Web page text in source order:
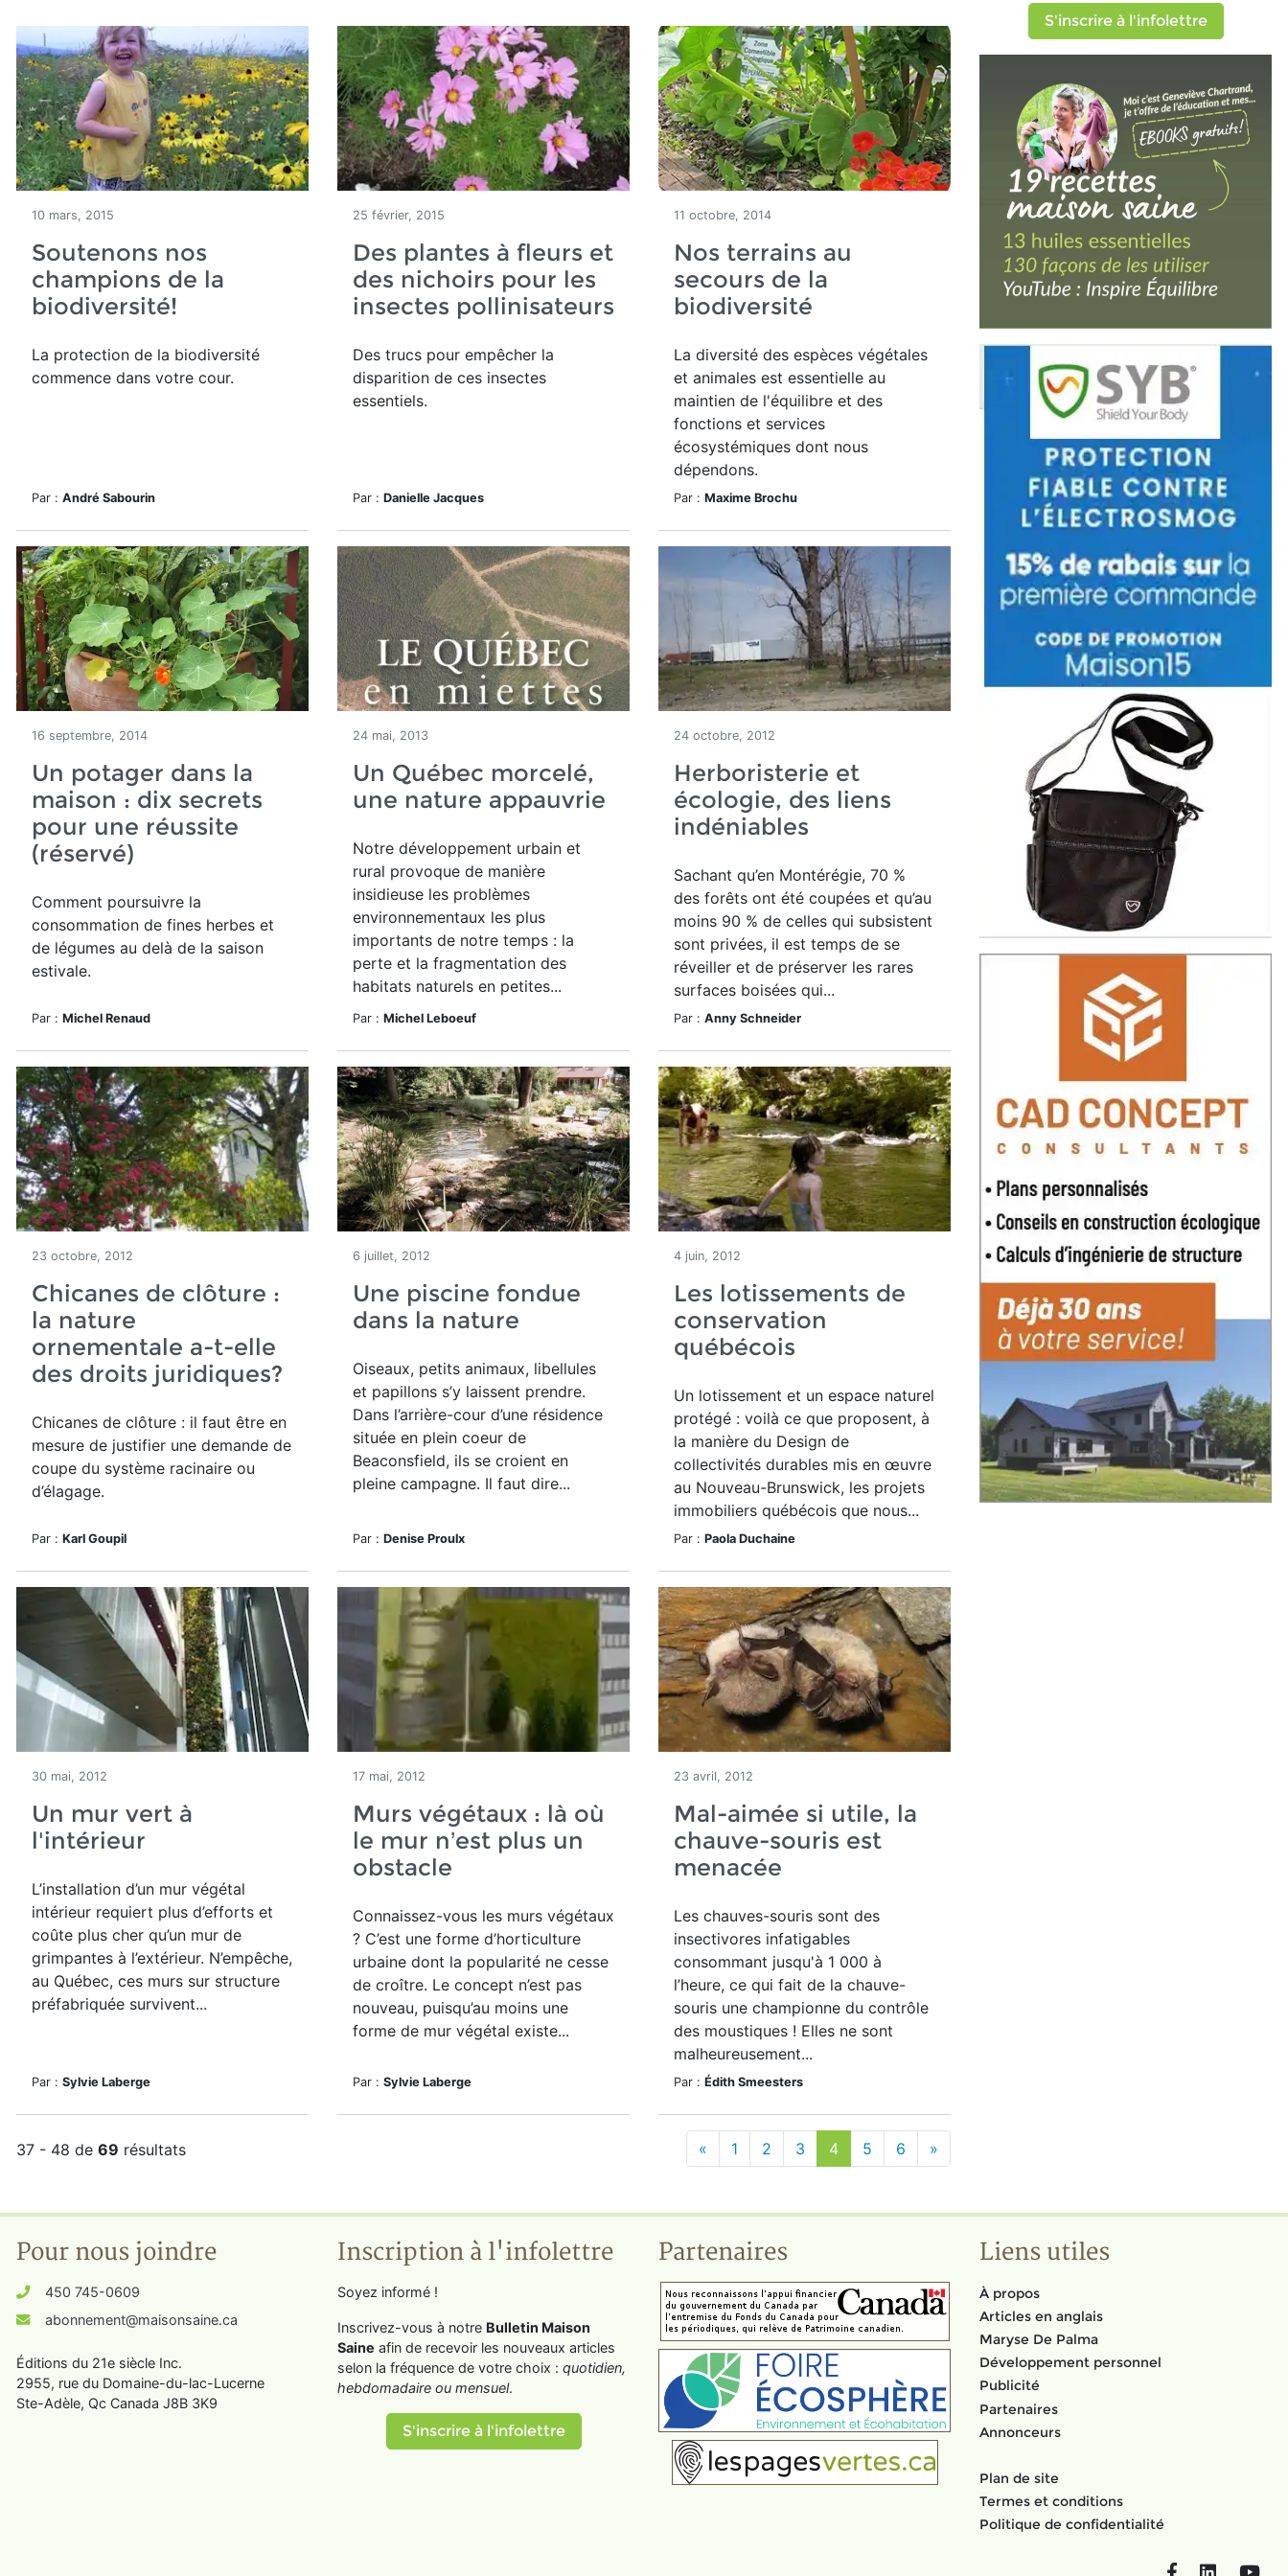
Articles
10 mars, 2015
Soutenons nos
champions de la
biodiversité!
La protection de la biodiversité
commence dans votre cour.
Par : André Sabourin
25 février, 2015
Des plantes à fleurs et
des nichoirs pour les
insectes pollinisateurs
Des trucs pour empêcher la
disparition de ces insectes
essentiels.
Par : Danielle Jacques
11 octobre, 2014
Nos terrains au
secours de la
biodiversité
La diversité des espèces végétales
et animales est essentielle au
maintien de l'équilibre et des
fonctions et services
écosystémiques dont nous
dépendons.
Par : Maxime Brochu
16 septembre, 2014
Un potager dans la
maison : dix secrets
pour une réussite
(réservé)
Comment poursuivre la
consommation de fines herbes et
de légumes au delà de la saison
estivale.
Par : Michel Renaud
24 mai, 2013
Un Québec morcelé,
une nature appauvrie
Notre développement urbain et
rural provoque de manière
insidieuse les problèmes
environnementaux les plus
importants de notre temps : la
perte et la fragmentation des
habitats naturels en petites...
Par : Michel Leboeuf
24 octobre, 2012
Herboristerie et
écologie, des liens
indéniables
Sachant qu’en Montérégie, 70 %
des forêts ont été coupées et qu’au
moins 90 % de celles qui subsistent
sont privées, il est temps de se
réveiller et de préserver les rares
surfaces boisées qui...
Par : Anny Schneider
23 octobre, 2012
Chicanes de clôture :
la nature
ornementale a-t-elle
des droits juridiques?
Chicanes de clôture : il faut être en
mesure de justifier une demande de
coupe du système racinaire ou
d’élagage.
Par : Karl Goupil
6 juillet, 2012
Une piscine fondue
dans la nature
Oiseaux, petits animaux, libellules
et papillons s’y laissent prendre.
Dans l’arrière-cour d’une résidence
située en plein coeur de
Beaconsfield, ils se croient en
pleine campagne. Il faut dire...
Par : Denise Proulx
4 juin, 2012
Les lotissements de
conservation
québécois
Un lotissement et un espace naturel
protégé : voilà ce que proposent, à
la manière du Design de
collectivités durables mis en œuvre
au Nouveau-Brunswick, les projets
immobiliers québécois que nous...
Par : Paola Duchaine
30 mai, 2012
Un mur vert à
l'intérieur
L’installation d’un mur végétal
intérieur requiert plus d’efforts et
coûte plus cher qu’un mur de
grimpantes à l’extérieur. N’empêche,
au Québec, ces murs sur structure
préfabriquée survivent...
Par : Sylvie Laberge
17 mai, 2012
Murs végétaux : là où
le mur n’est plus un
obstacle
Connaissez-vous les murs végétaux
? C’est une forme d’horticulture
urbaine dont la popularité ne cesse
de croître. Le concept n’est pas
nouveau, puisqu’au moins une
forme de mur végétal existe...
Par : Sylvie Laberge
23 avril, 2012
Mal-aimée si utile, la
chauve-souris est
menacée
Les chauves-souris sont des
insectivores infatigables
consommant jusqu'à 1 000 à
l’heure, ce qui fait de la chauve-
souris une championne du contrôle
des moustiques ! Elles ne sont
malheureusement...
Par : Édith Smeesters
37 - 48 de 69 résultats « 1 2 3 4 5 6 »
S'inscrire à l'infolettre
Pour nous joindre
450 745-0609
abonnement@maisonsaine.ca
Éditions du 21e siècle Inc.
2955, rue du Domaine-du-lac-Lucerne
Ste-Adèle, Qc Canada J8B 3K9
Inscription à l'infolettre
Soyez informé !
Inscrivez-vous à notre Bulletin Maison
Saine afin de recevoir les nouveaux articles
selon la fréquence de votre choix : quotidien,
hebdomadaire ou mensuel.
S'inscrire à l'infolettre
Partenaires Liens utiles
À propos
Articles en anglais
Maryse De Palma
Développement personnel
Publicité
Partenaires
Annonceurs
Plan de site
Termes et conditions
Politique de confidentialité
FacebookLinkedIn